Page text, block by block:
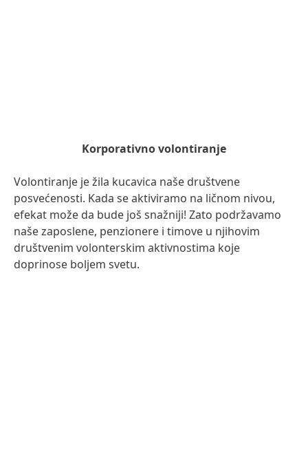
Korporativno volontiranje
Volontiranje je žila kucavica naše društvene
posvećenosti. Kada se aktiviramo na ličnom nivou,
efekat može da bude još snažniji! Zato podržavamo
naše zaposlene, penzionere i timove u njihovim
društvenim volonterskim aktivnostima koje
doprinose boljem svetu.